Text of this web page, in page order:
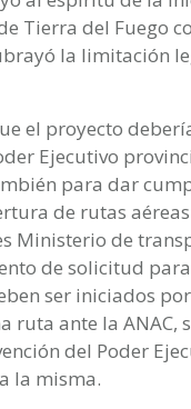
Tierra del Fuego
la limitación
el proyecto
Ejecutivo
para dar
de rutas
Ministerio de
de solicitud
ser iniciados
ruta ante la ANAC,
del Poder
la misma.